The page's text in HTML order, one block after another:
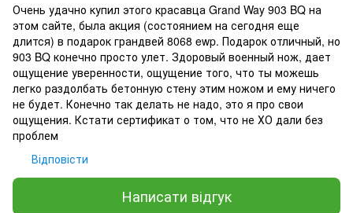
Очень удачно купил этого красавца Grand Way 903 BQ на
этом сайте, была акция (состоянием на сегодня еще
длится) в подарок грандвей 8068 ewp. Подарок отличный, но
903 BQ конечно просто улет. Здоровый военный нож, дает
ощущение уверенности, ощущение того, что ты можешь
легко раздолбать бетонную стену этим ножом и ему ничего
не будет. Конечно так делать не надо, это я про свои
ощущения. Кстати сертификат о том, что не ХО дали без
проблем
Відповісти
Написати відгук